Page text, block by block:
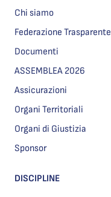
Chi siamo
Federazione Trasparente
Documenti
ASSEMBLEA 2026
Assicurazioni
Organi Territoriali
Organi di Giustizia
Sponsor
DISCIPLINE